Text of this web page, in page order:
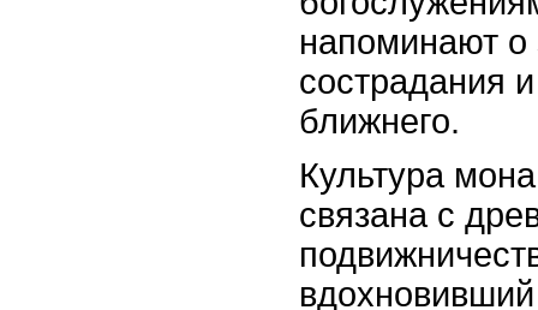
напоминают о
сострадания
ближнего.
Культура
связана с